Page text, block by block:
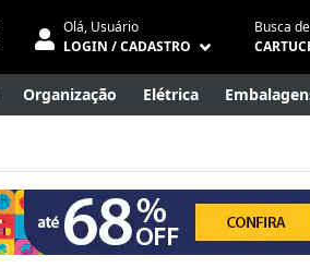
Olá, Usuário
LOGIN / CADASTRO
Busca de
Organização Elétrica